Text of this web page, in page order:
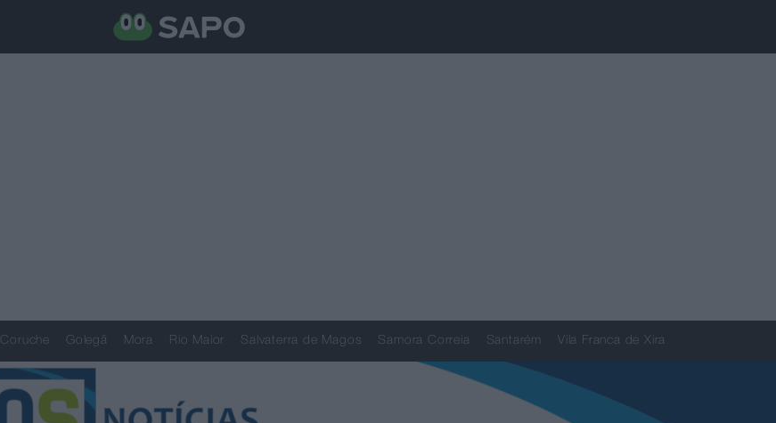
Coruche Golegã Mora Rio Maior Salvaterra de Magos Samora Correia Santarém Vila Franca de Xira